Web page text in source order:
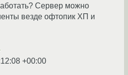
Сервер можно
везде офтопик ХП и
+00:00